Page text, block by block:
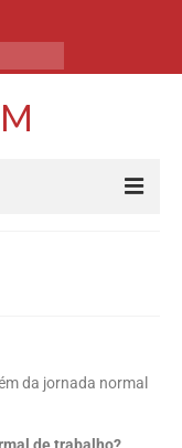
da jornada normal